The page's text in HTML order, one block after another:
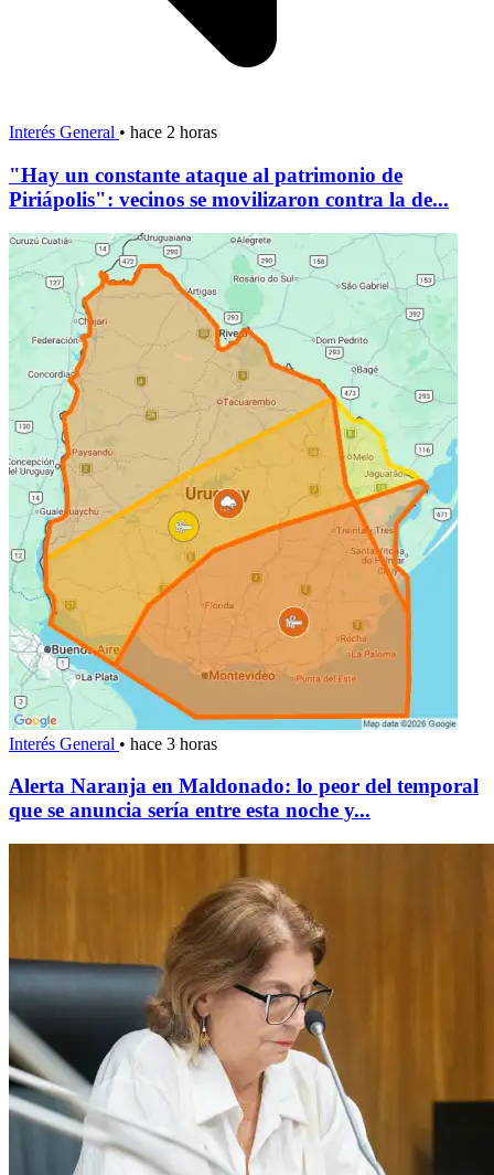
Interés General • hace 2 horas
"Hay un constante ataque al patrimonio de
Piriápolis": vecinos se movilizaron contra la de...
Interés General • hace 3 horas
Alerta Naranja en Maldonado: lo peor del temporal
que se anuncia sería entre esta noche y...